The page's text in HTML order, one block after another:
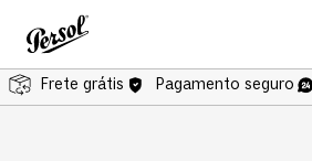
Frete grátis Pagamento seguro